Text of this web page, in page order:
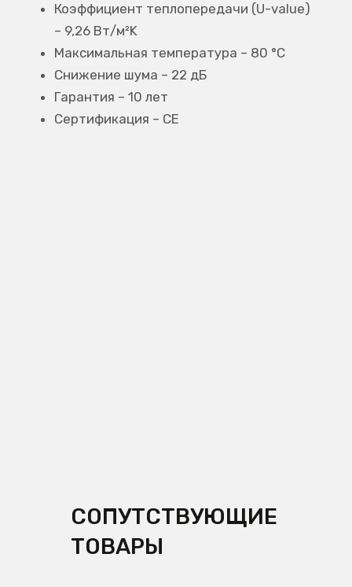
Коэффициент теплопередачи (U-value)
– 9,26 Вт/м²K
Максимальная температура – 80 °C
Снижение шума – 22 дБ
Гарантия – 10 лет
Сертификация – CE
СОПУТСТВУЮЩИЕ
ТОВАРЫ